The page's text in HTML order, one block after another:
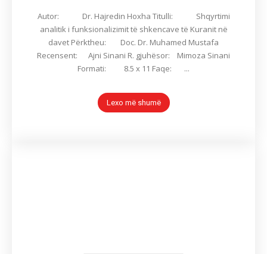
Autor: Dr. Hajredin Hoxha Titulli: Shqyrtimi
analitik i funksionalizimit të shkencave të Kuranit në
davet Përktheu: Doc. Dr. Muhamed Mustafa
Recensent: Ajni Sinani R. gjuhësor: Mimoza Sinani
Formati: 8.5 x 11 Faqe: ...
Lexo më shumë